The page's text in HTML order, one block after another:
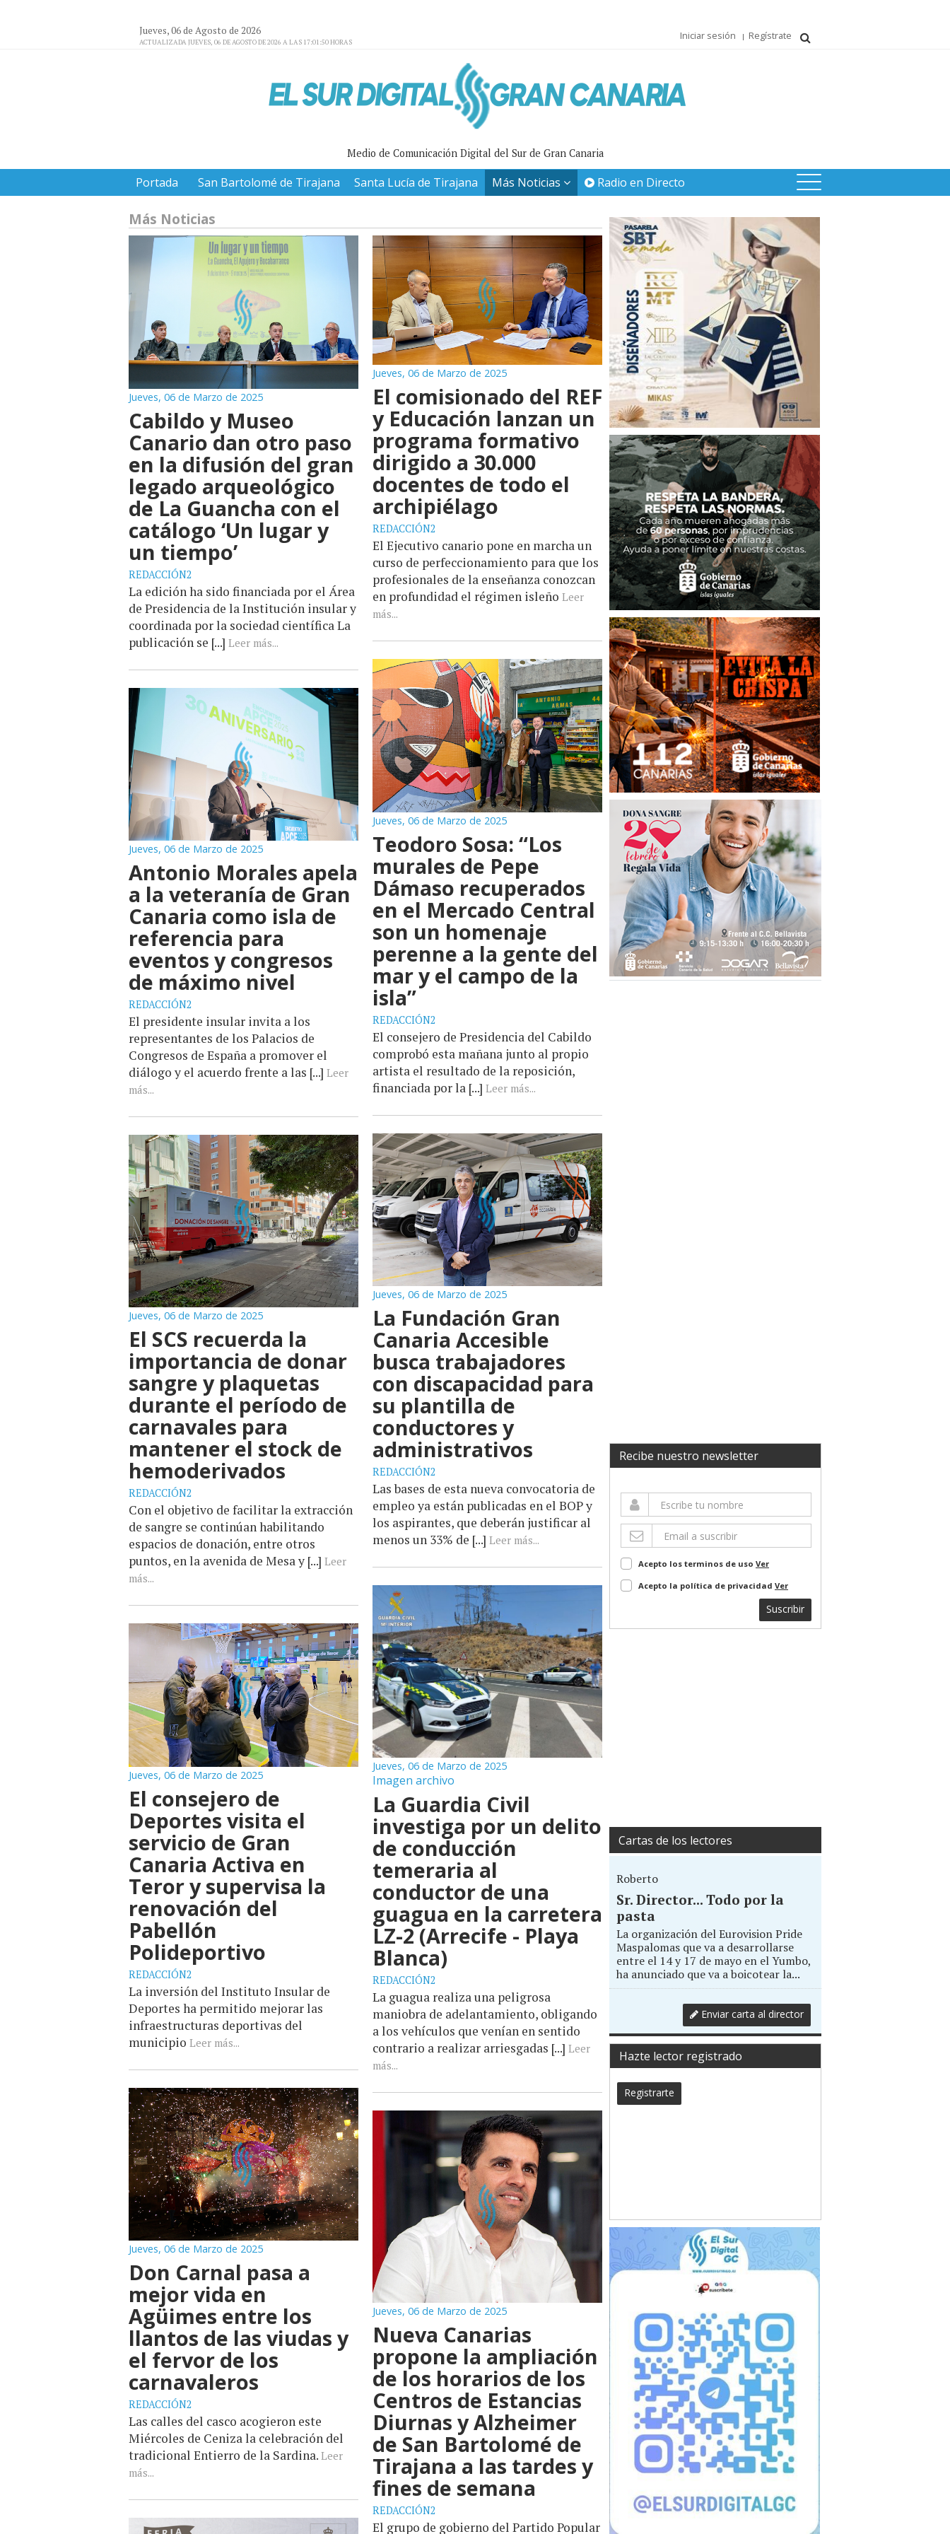
Jueves, 06 de Agosto de 2026
ACTUALIZADA JUEVES, 06 DE AGOSTO DE 2026 A LAS 17:01:50 HORAS
Iniciar sesión Regístrate
Medio de Comunicación Digital del Sur de Gran Canaria
Portada San Bartolomé de Tirajana Santa Lucía de Tirajana Más Noticias Radio en Directo
Más Noticias
Jueves, 06 de Marzo de 2025
Cabildo y Museo
Canario dan otro paso
en la difusión del gran
legado arqueológico
de La Guancha con el
catálogo ‘Un lugar y
un tiempo’
REDACCIÓN2
La edición ha sido financiada por el Área
de Presidencia de la Institución insular y
coordinada por la sociedad científica La
publicación se [...] Leer más...
Jueves, 06 de Marzo de 2025
Antonio Morales apela
a la veteranía de Gran
Canaria como isla de
referencia para
eventos y congresos
de máximo nivel
REDACCIÓN2
El presidente insular invita a los
representantes de los Palacios de
Congresos de España a promover el
diálogo y el acuerdo frente a las [...] Leer
más...
Jueves, 06 de Marzo de 2025
El SCS recuerda la
importancia de donar
sangre y plaquetas
durante el período de
carnavales para
mantener el stock de
hemoderivados
REDACCIÓN2
Con el objetivo de facilitar la extracción
de sangre se continúan habilitando
espacios de donación, entre otros
puntos, en la avenida de Mesa y [...] Leer
más...
Jueves, 06 de Marzo de 2025
El consejero de
Deportes visita el
servicio de Gran
Canaria Activa en
Teror y supervisa la
renovación del
Pabellón
Polideportivo
REDACCIÓN2
La inversión del Instituto Insular de
Deportes ha permitido mejorar las
infraestructuras deportivas del
municipio Leer más...
Jueves, 06 de Marzo de 2025
Don Carnal pasa a
mejor vida en
Agüimes entre los
llantos de las viudas y
el fervor de los
carnavaleros
REDACCIÓN2
Las calles del casco acogieron este
Miércoles de Ceniza la celebración del
tradicional Entierro de la Sardina. Leer
más...
Jueves, 06 de Marzo de 2025
El comisionado del REF
y Educación lanzan un
programa formativo
dirigido a 30.000
docentes de todo el
archipiélago
REDACCIÓN2
El Ejecutivo canario pone en marcha un
curso de perfeccionamiento para que los
profesionales de la enseñanza conozcan
en profundidad el régimen isleño Leer
más...
Jueves, 06 de Marzo de 2025
Teodoro Sosa: “Los
murales de Pepe
Dámaso recuperados
en el Mercado Central
son un homenaje
perenne a la gente del
mar y el campo de la
isla”
REDACCIÓN2
El consejero de Presidencia del Cabildo
comprobó esta mañana junto al propio
artista el resultado de la reposición,
financiada por la [...] Leer más...
Jueves, 06 de Marzo de 2025
La Fundación Gran
Canaria Accesible
busca trabajadores
con discapacidad para
su plantilla de
conductores y
administrativos
REDACCIÓN2
Las bases de esta nueva convocatoria de
empleo ya están publicadas en el BOP y
los aspirantes, que deberán justificar al
menos un 33% de [...] Leer más...
Jueves, 06 de Marzo de 2025
Imagen archivo
La Guardia Civil
investiga por un delito
de conducción
temeraria al
conductor de una
guagua en la carretera
LZ-2 (Arrecife - Playa
Blanca)
REDACCIÓN2
La guagua realiza una peligrosa
maniobra de adelantamiento, obligando
a los vehículos que venían en sentido
contrario a realizar arriesgadas [...] Leer
más...
Jueves, 06 de Marzo de 2025
Nueva Canarias
propone la ampliación
de los horarios de los
Centros de Estancias
Diurnas y Alzheimer
de San Bartolomé de
Tirajana a las tardes y
fines de semana
REDACCIÓN2
El grupo de gobierno del Partido Popular
Recibe nuestro newsletter
Acepto los terminos de uso Ver
Acepto la política de privacidad Ver
Suscribir
Cartas de los lectores
Roberto
Sr. Director... Todo por la
pasta
La organización del Eurovision Pride
Maspalomas que va a desarrollarse
entre el 14 y 17 de mayo en el Yumbo,
ha anunciado que va a boicotear la...
Enviar carta al director
Hazte lector registrado
Registrarte